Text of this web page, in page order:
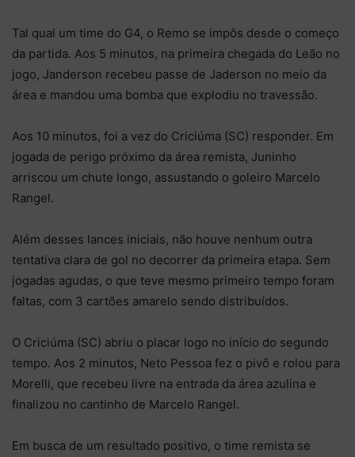
Tal qual um time do G4, o Remo se impôs desde o começo
da partida. Aos 5 minutos, na primeira chegada do Leão no
jogo, Janderson recebeu passe de Jaderson no meio da
área e mandou uma bomba que explodiu no travessão.
Aos 10 minutos, foi a vez do Criciúma (SC) responder. Em
jogada de perigo próximo da área remista, Juninho
arriscou um chute longo, assustando o goleiro Marcelo
Rangel.
Além desses lances iniciais, não houve nenhum outra
tentativa clara de gol no decorrer da primeira etapa. Sem
jogadas agudas, o que teve mesmo primeiro tempo foram
faltas, com 3 cartões amarelo sendo distribuídos.
O Criciúma (SC) abriu o placar logo no início do segundo
tempo. Aos 2 minutos, Neto Pessoa fez o pivô e rolou para
Morelli, que recebeu livre na entrada da área azulina e
finalizou no cantinho de Marcelo Rangel.
Em busca de um resultado positivo, o time remista se